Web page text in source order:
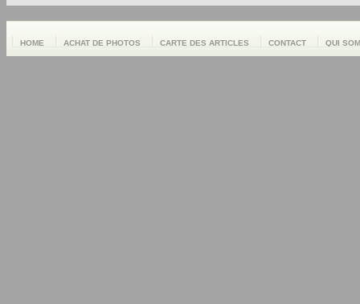
HOME ACHAT DE PHOTOS CARTE DES ARTICLES CONTACT QUI